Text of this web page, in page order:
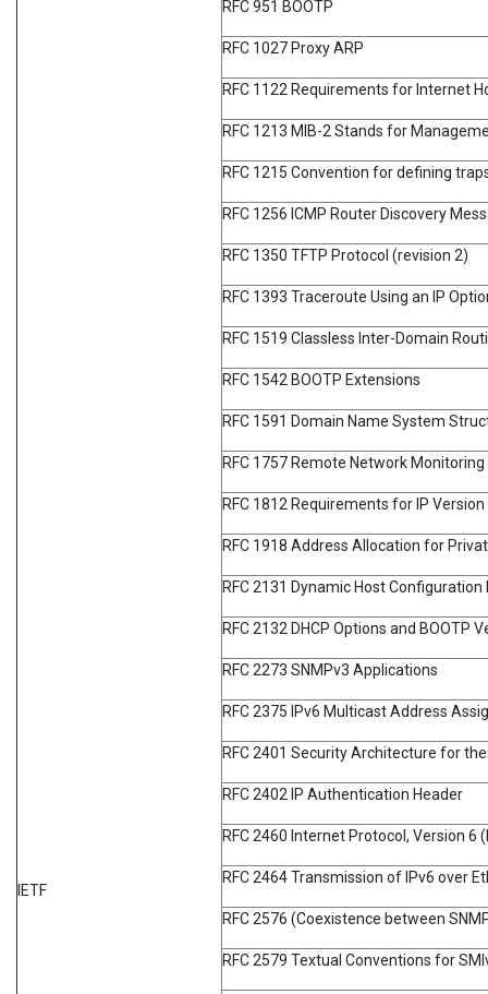
IETF
RFC 951 BOOTP
RFC 1027 Proxy ARP
RFC 1122 Requirements for Internet
RFC 1213 MIB-2 Stands for
RFC 1215 Convention for defining
RFC 1256 ICMP Router Discovery
RFC 1350 TFTP Protocol (revision 2)
RFC 1393 Traceroute Using an IP
RFC 1519 Classless Inter-Domain
RFC 1542 BOOTP Extensions
RFC 1591 Domain Name System
RFC 1757 Remote Network
RFC 1812 Requirements for IP
RFC 1918 Address Allocation for
RFC 2131 Dynamic Host Configuration
RFC 2132 DHCP Options and BOOTP
RFC 2273 SNMPv3 Applications
RFC 2375 IPv6 Multicast Address
RFC 2401 Security Architecture for
RFC 2402 IP Authentication Header
RFC 2460 Internet Protocol, Version 6
RFC 2464 Transmission of IPv6 over
RFC 2576 (Coexistence between
RFC 2579 Textual Conventions for